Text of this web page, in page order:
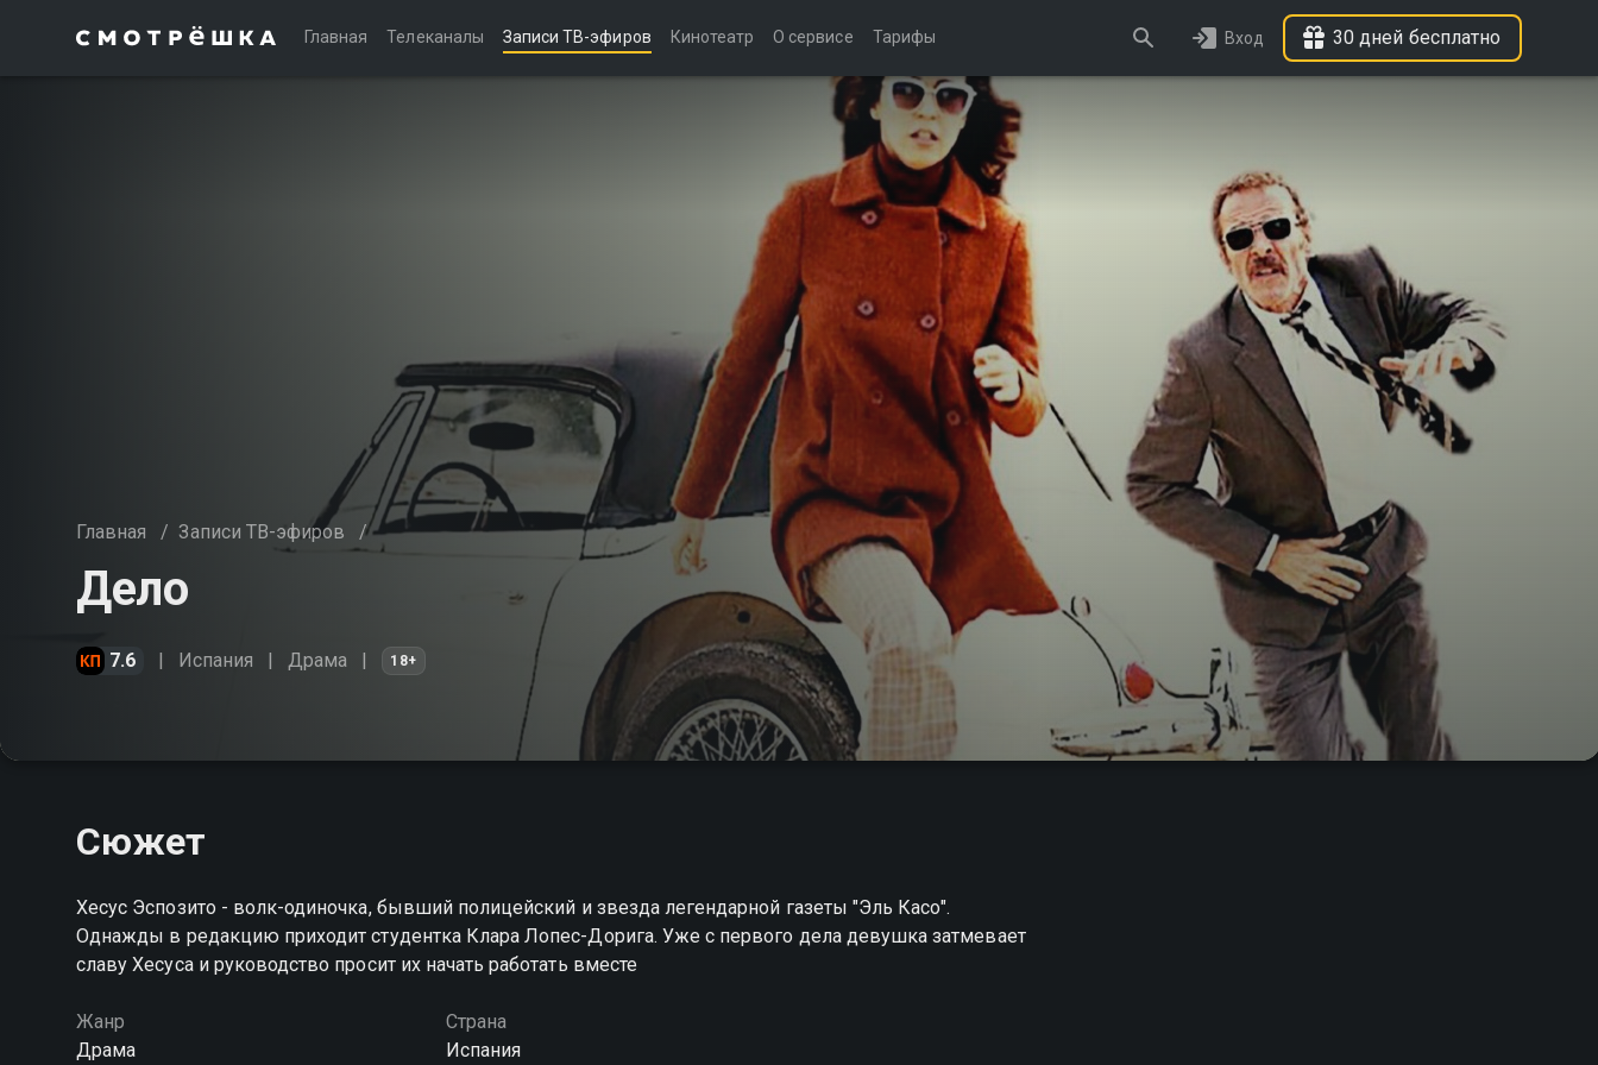
Главная Телеканалы Записи ТВ-эфиров Кинотеатр О сервисе Тарифы Вход 30 дней бесплатно
Главная / Записи ТВ-эфиров /
Дело
7.6 Испания Драма 18+
Сюжет
Хесус Эспозито - волк-одиночка, бывший полицейский и звезда легендарной газеты "Эль Касо".
Однажды в редакцию приходит студентка Клара Лопес-Дорига. Уже с первого дела девушка затмевает
славу Хесуса и руководство просит их начать работать вместе
Жанр
Драма
Страна
Испания